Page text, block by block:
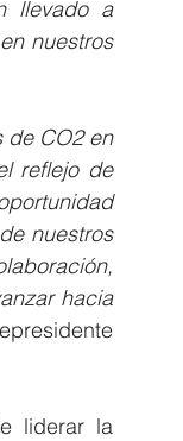
llevado a
nuestros
de CO2 en
reflejo de
nuestros
hacia
liderar la